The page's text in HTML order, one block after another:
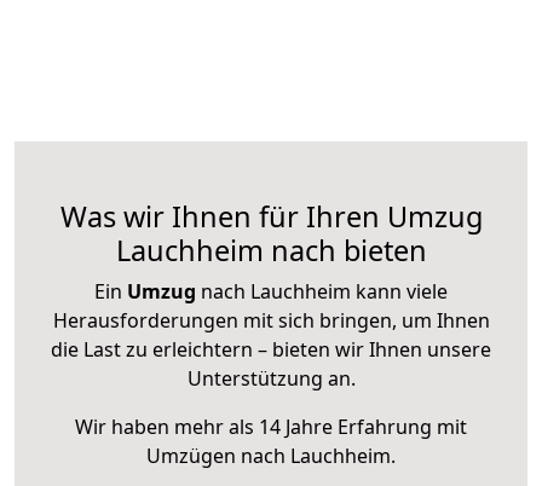
Was wir Ihnen für Ihren Umzug
Lauchheim nach bieten
Ein Umzug nach Lauchheim kann viele
Herausforderungen mit sich bringen, um Ihnen
die Last zu erleichtern – bieten wir Ihnen unsere
Unterstützung an.
Wir haben mehr als 14 Jahre Erfahrung mit
Umzügen nach Lauchheim.